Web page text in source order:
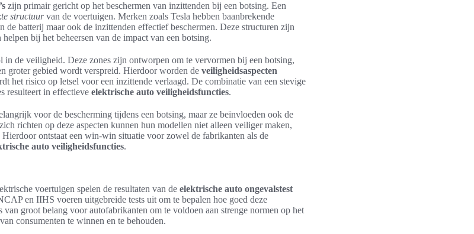
zijn primair gericht op het beschermen van inzittenden bij een botsing. Een
structuurvan de voertuigen. Merken zoals Tesla hebben baanbrekende
de batterij maar ook de inzittenden effectief beschermen. Deze structuren zijn
bij het beheersen van de impact van een botsing.
in de veiligheid. Deze zones zijn ontworpen om te vervormen bij een botsing,
groter gebied wordt verspreid. Hierdoor worden de veiligheidsaspecten
het risico op letsel voor een inzittende verlaagd. De combinatie van een stevige
resulteert in effectieve elektrische auto veiligheidsfuncties.
voor de bescherming tijdens een botsing, maar ze beïnvloeden ook de
richten op deze aspecten kunnen hun modellen niet alleen veiliger maken,
Hierdoor ontstaat een win-win situatie voor zowel de fabrikanten als de
auto veiligheidsfuncties.
voertuigen spelen de resultaten van de elektrische auto ongevalstest
en IIHS voeren uitgebreide tests uit om te bepalen hoe goed deze
groot belang voor autofabrikanten om te voldoen aan strenge normen op het
consumenten te winnen en te behouden.